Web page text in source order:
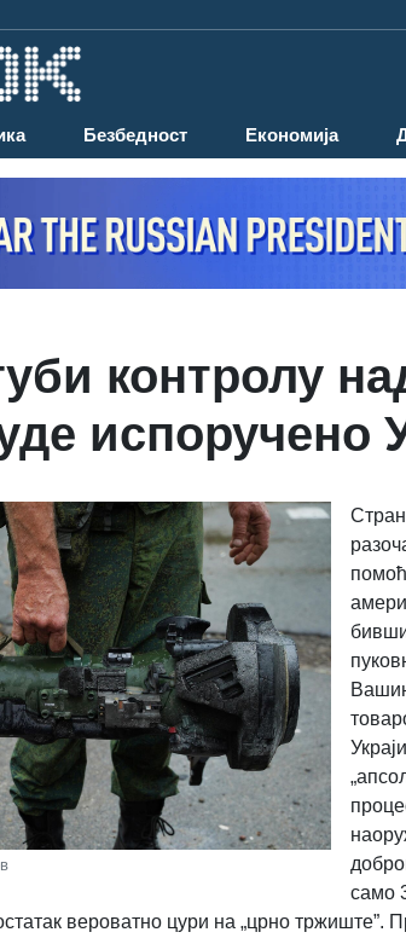
Безбедност Економија
контролу
испоручено
само
вероватно цури на „црно тржиште”.